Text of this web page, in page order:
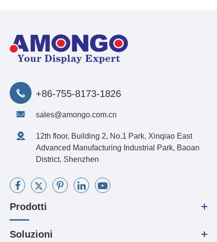
+86-755-8173-1826
sales@amongo.com.cn
12th floor, Building 2, No.1 Park, Xinqiao East
Advanced Manufacturing Industrial Park, Baoan
District, Shenzhen
Prodotti
Soluzioni